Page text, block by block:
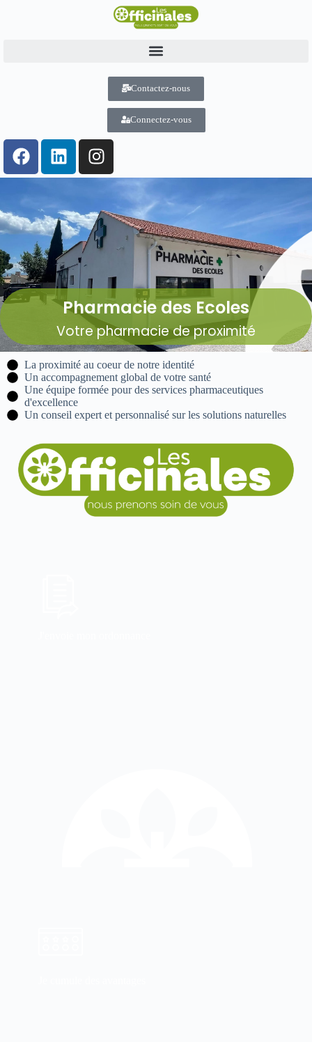
Contactez-nous
Connectez-vous
Pharmacie des Ecoles
Votre pharmacie de proximité
La proximité au coeur de notre identité
Un accompagnement global de votre santé
Une équipe formée pour des services pharmaceutiques
d'excellence
Un conseil expert et personnalisé sur les solutions naturelles